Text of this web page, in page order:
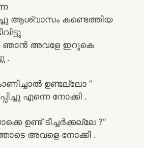
ആശ്വാസം കണ്ടെത്തിയ
ഞാൻ അവളേ ഇറുകെ
.
ഉണ്ടല്ലോ ”
എന്നെ നോക്കി .
ഉണ്ട് ടീച്ചർക്കല്ലേ ?”
അവളെ നോക്കി .